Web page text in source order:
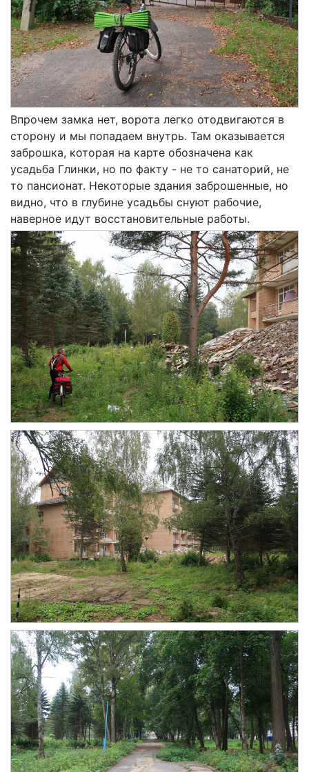
Впрочем замка нет, ворота легко отодвигаются в
сторону и мы попадаем внутрь. Там оказывается
заброшка, которая на карте обозначена как
усадьба Глинки, но по факту - не то санаторий, не
то пансионат. Некоторые здания заброшенные, но
видно, что в глубине усадьбы снуют рабочие,
наверное идут восстановительные работы.